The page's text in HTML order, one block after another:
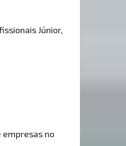
Júnior,
no